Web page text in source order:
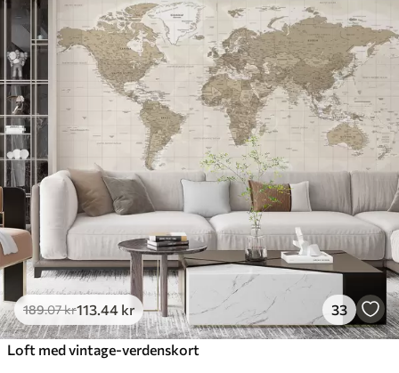
189.07kr113.44 kr 33
Loft med vintage-verdenskort